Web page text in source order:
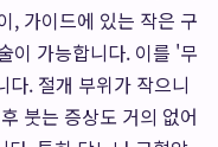
, 가이드에 있는 작은 구
이 가능합니다. 이를 '무
. 절개 부위가 작으니
붓는 증상도 거의 없어